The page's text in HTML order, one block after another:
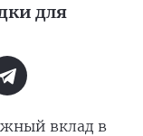
для
вклад в